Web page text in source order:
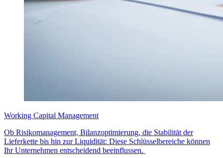
Working Capital Management
Ob Risikomanagement, Bilanzoptimierung, die Stabilität der
Lieferkette bis hin zur Liquidität: Diese Schlüsselbereiche können
Ihr Unternehmen entscheidend beeinflussen.